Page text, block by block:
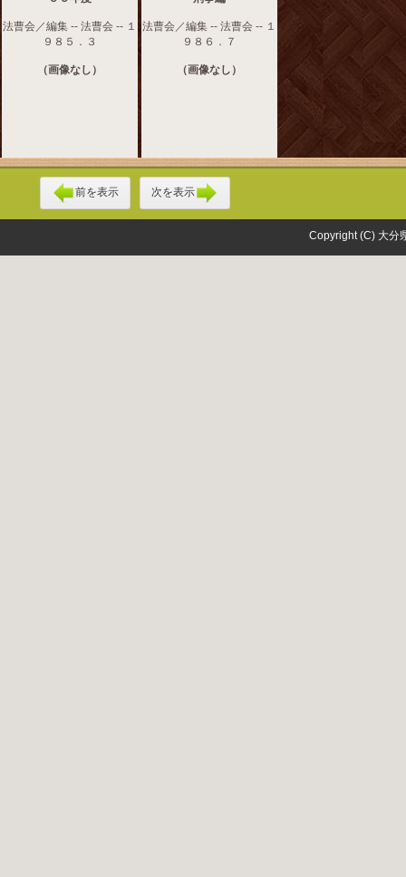
法曹会／編集 -- 法曹会 -- １
９８５．３
（画像なし）
法曹会／編集 -- 法曹会 -- １
９８６．７
（画像なし）
前を表示 次を表示
Copyright (C) 大分